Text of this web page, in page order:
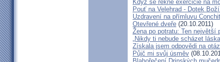
Když se řekne exercicie na
Pouť na Velehrad - Dotek
Uzdravení na přímluvu
Otevřené dveře (20.10.2011)
Žena po potratu: Ten největší
„Nikdy ti nebude scházet
Získala jsem odpovědi na
Půjč mi svůj úsměv